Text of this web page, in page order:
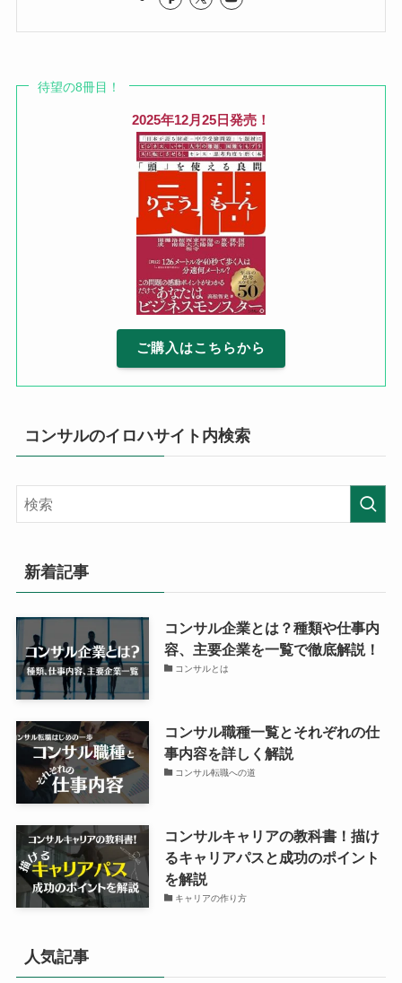
待望の8冊目！
2025年12月25日発売！
ご購入はこちらから
コンサルのイロハサイト内検索
新着記事
コンサル企業とは？種類や仕事内
容、主要企業を一覧で徹底解説！
コンサルとは
コンサル職種一覧とそれぞれの仕
事内容を詳しく解説
コンサル転職への道
コンサルキャリアの教科書！描け
るキャリアパスと成功のポイント
を解説
キャリアの作り方
人気記事